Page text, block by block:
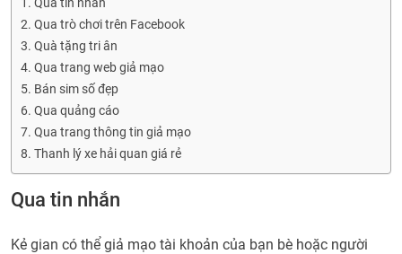
Qua trò chơi trên Facebook
Quà tặng tri ân
Qua trang web giả mạo
Bán sim số đẹp
Qua quảng cáo
Qua trang thông tin giả mạo
Thanh lý xe hải quan giá rẻ
Qua tin nhắn
Kẻ gian có thể giả mạo tài khoản của bạn bè hoặc người